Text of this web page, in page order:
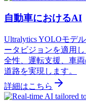
自動車におけるAI
Ultralytics YOLOモデ
ータビジョンを適用
全性、運転支援、車
道路を実現します。
詳細はこちら